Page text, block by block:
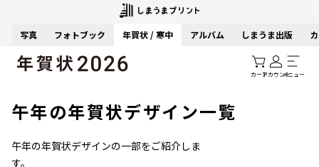
写真 フォトブック 年賀状 / 寒中 アルバム しまうま出版
カートアカウントメニュー
午年の年賀状デザイン一覧
午年の年賀状デザインの一部をご紹介しま
す。